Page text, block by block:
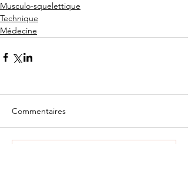
Musculo-squelettique
Technique
Médecine
Commentaires